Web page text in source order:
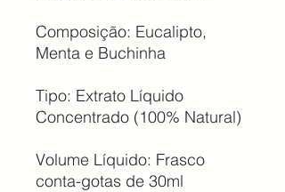
Composição: Eucalipto,
Menta e Buchinha
Tipo: Extrato Líquido
Concentrado (100% Natural)
Volume Líquido: Frasco
conta-gotas de 30ml